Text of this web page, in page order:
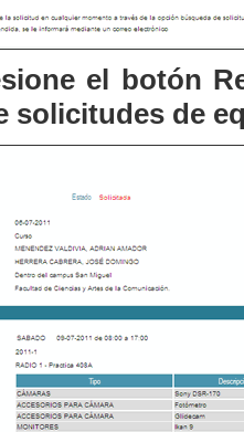
el botón
solicitudes de